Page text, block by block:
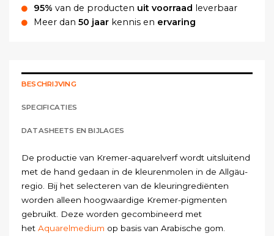
95% van de producten uit voorraad leverbaar
Meer dan 50 jaar kennis en ervaring
BESCHRIJVING
SPECIFICATIES
DATASHEETS EN BIJLAGES
De productie van Kremer-aquarelverf wordt uitsluitend
met de hand gedaan in de kleurenmolen in de Allgäu-
regio. Bij het selecteren van de kleuringrediënten
worden alleen hoogwaardige Kremer-pigmenten
gebruikt. Deze worden gecombineerd met
het Aquarelmedium op basis van Arabische gom.